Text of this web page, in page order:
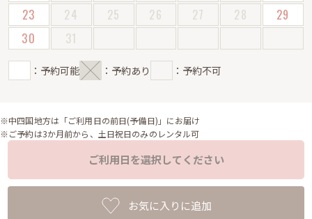
23
24 25 26 27 28
29
30
31
：予約可能 ：予約あり ：予約不可
※中四国地方は「ご利用日の前日(予備日)」にお届け
※ご予約は3か月前から、土日祝日のみのレンタル可
ご利用日を選択してください
お気に入りに追加